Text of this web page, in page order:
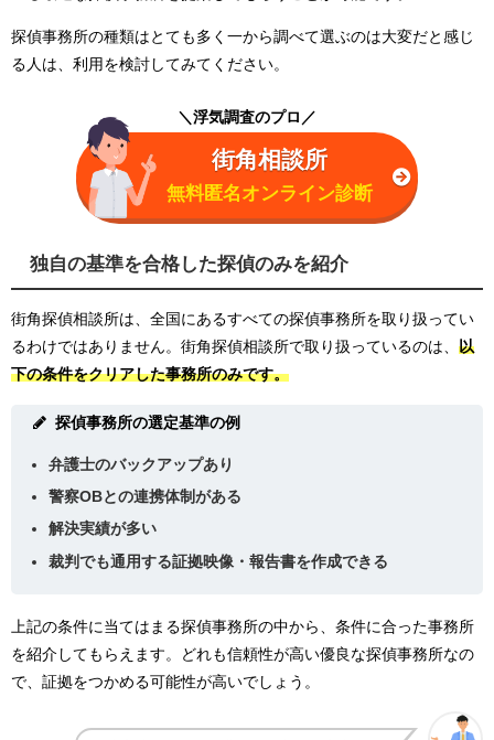
探偵事務所の種類はとても多く一から調べて選ぶのは大変だと感じ
る人は、利用を検討してみてください。
＼浮気調査のプロ／
街角相談所
無料匿名オンライン診断
独自の基準を合格した探偵のみを紹介
街角探偵相談所は、全国にあるすべての探偵事務所を取り扱ってい
るわけではありません。街角探偵相談所で取り扱っているのは、 以
下の条件をクリアした事務所のみです。
探偵事務所の選定基準の例
弁護士のバックアップあり
警察OBとの連携体制がある
解決実績が多い
裁判でも通用する証拠映像・報告書を作成できる
上記の条件に当てはまる探偵事務所の中から、条件に合った事務所
を紹介してもらえます。どれも信頼性が高い優良な探偵事務所なの
で、証拠をつかめる可能性が高いでしょう。